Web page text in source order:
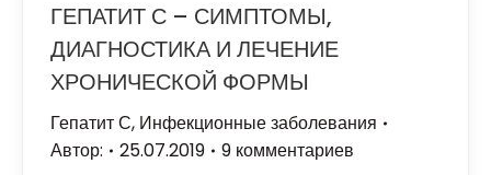
ГЕПАТИТ С – СИМПТОМЫ,
ДИАГНОСТИКА И ЛЕЧЕНИЕ
ХРОНИЧЕСКОЙ ФОРМЫ
Гепатит С, Инфекционные заболевания
Автор:
25.07.2019
9 комментариев